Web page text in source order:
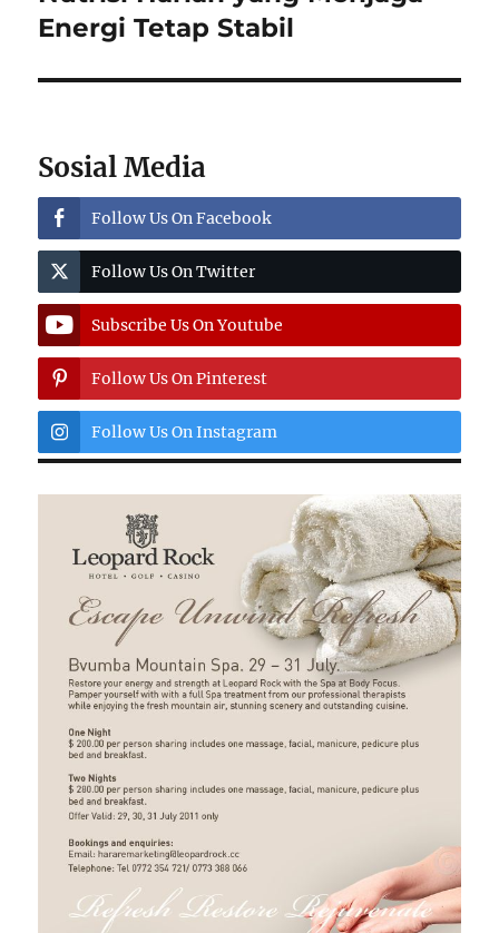
post:
Energi Tetap Stabil
Sosial Media
Follow Us On Facebook
Follow Us On Twitter
Subscribe Us On Youtube
Follow Us On Pinterest
Follow Us On Instagram